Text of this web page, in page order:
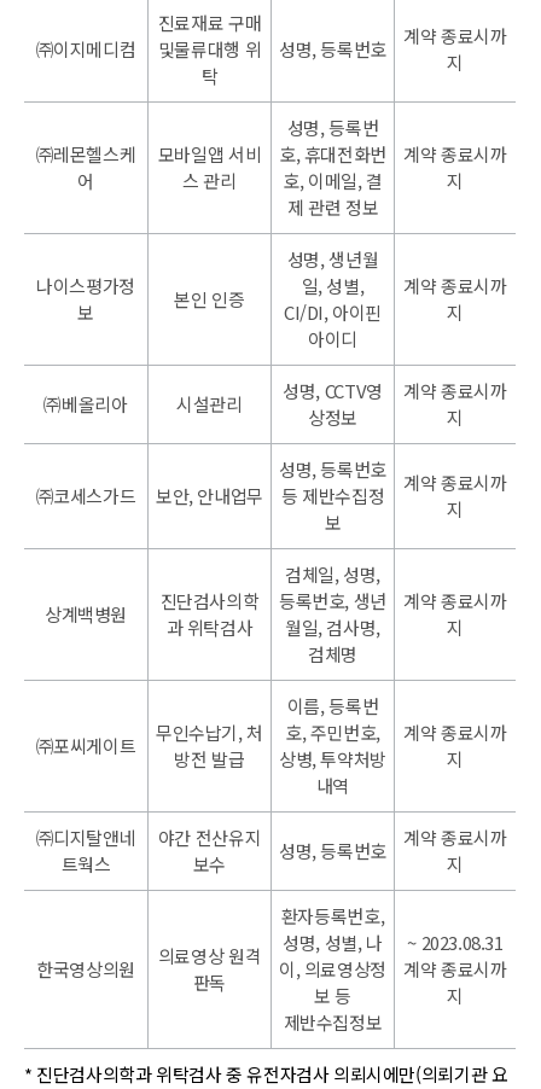
㈜이지메디컴
진료재료 구매
및물류대행 위
탁
성명, 등록번호
계약 종료시까
지
㈜레몬헬스케
어
모바일앱 서비
스 관리
성명, 등록번
호, 휴대전화번
호, 이메일, 결
제 관련 정보
계약 종료시까
지
나이스평가정
보
본인 인증
성명, 생년월
일, 성별,
CI/DI, 아이핀
아이디
계약 종료시까
지
㈜베올리아 시설관리
성명, CCTV영
상정보
계약 종료시까
지
㈜코세스가드 보안, 안내업무
성명, 등록번호
등 제반수집정
보
계약 종료시까
지
상계백병원
진단검사의학
과 위탁검사
검체일, 성명,
등록번호, 생년
월일, 검사명,
검체명
계약 종료시까
지
㈜포씨게이트
무인수납기, 처
방전 발급
이름, 등록번
호, 주민번호,
상병, 투약처방
내역
계약 종료시까
지
㈜디지탈앤네
트웍스
야간 전산유지
보수
성명, 등록번호
계약 종료시까
지
한국영상의원
의료영상 원격
판독
환자등록번호,
성명, 성별, 나
이, 의료영상정
보 등
제반수집정보
~ 2023.08.31
계약 종료시까
지
* 진단검사의학과 위탁검사 중 유전자검사 의뢰시에만(의뢰기관 요